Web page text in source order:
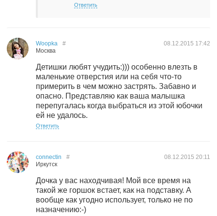
Ответить
Woopka
Москва
08.12.2015 17:42
#
Детишки любят учудить:))) особенно влезть в
маленькие отверстия или на себя что-то
примерить в чем можно застрять. Забавно и
опасно. Представляю как ваша малышка
перепугалась когда выбраться из этой юбочки
ей не удалось.
Ответить
connectin
Иркутск
08.12.2015 20:11
#
Дочка у вас находчивая! Мой все время на
такой же горшок встает, как на подставку. А
вообще как угодно использует, только не по
назначению:-)